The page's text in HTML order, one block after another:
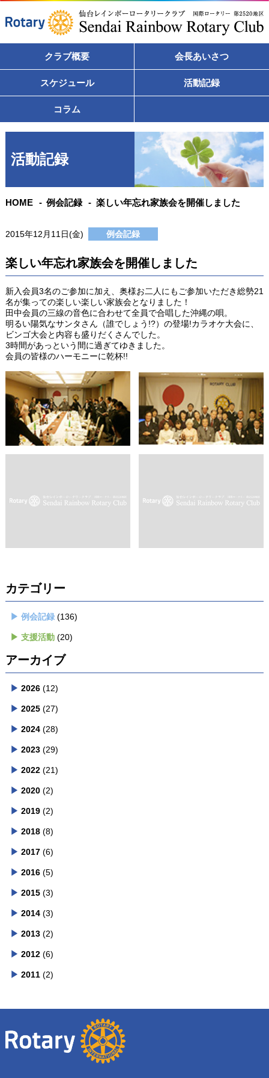
クラブ概要 会長あいさつ
スケジュール 活動記録
コラム
活動記録
HOME 例会記録 楽しい年忘れ家族会を開催しました
2015年12月11日(金) 例会記録
楽しい年忘れ家族会を開催しました
新入会員3名のご参加に加え、奥様お二人にもご参加いただき総勢21
名が集っての楽しい楽しい家族会となりました！
田中会員の三線の音色に合わせて全員で合唱した沖縄の唄。
明るい陽気なサンタさん（誰でしょう!?）の登場!カラオケ大会に、
ビンゴ大会と内容も盛りだくさんでした。
3時間があっという間に過ぎてゆきました。
会員の皆様のハーモニーに乾杯!!
カテゴリー
例会記録(136)
支援活動(20)
アーカイブ
2026(12)
2025(27)
2024(28)
2023(29)
2022(21)
2020(2)
2019(2)
2018(8)
2017(6)
2016(5)
2015(3)
2014(3)
2013(2)
2012(6)
2011(2)